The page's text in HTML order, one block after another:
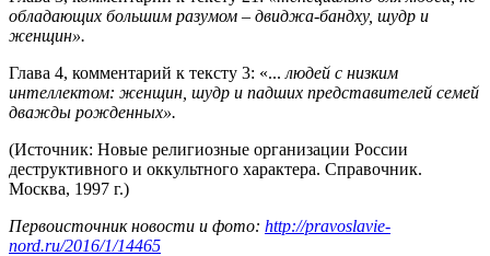
обладающих большим разумом – двиджа-бандху, шудр и
женщин».
Глава 4, комментарий к тексту 3: «... людей с низким
интеллектом: женщин, шудр и падших представителей семей
дважды рожденных».
(Источник: Новые религиозные организации России
деструктивного и оккультного характера. Справочник.
Москва, 1997 г.)
Первоисточник новости и фото: http://pravoslavie-
nord.ru/2016/1/14465